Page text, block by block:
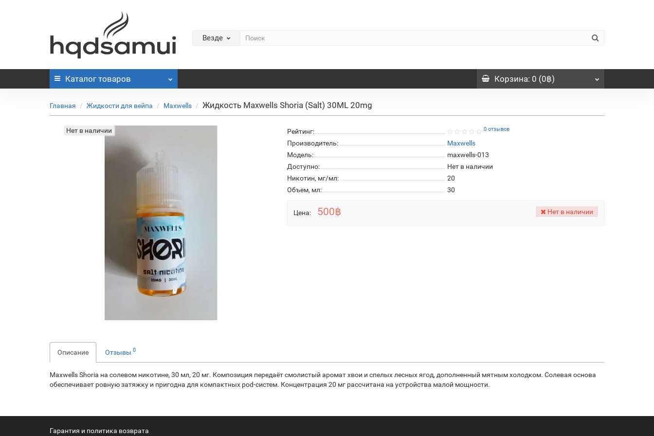
Везде
Каталог товаров Корзина: 0 (0฿)
Главная Жидкости для вейпа Maxwells Жидкость Maxwells Shoria (Salt) 30ML 20mg
Нет в наличии Рейтинг: 0 отзывов
Производитель:
Maxwells
Модель:
maxwells-013
Доступно:
Нет в наличии
Никотин, мг/мл:
20
Объем, мл:
30
Цена: 500฿ Нет в наличии
Описание Отзывы 0
Maxwells Shoria на солевом никотине, 30 мл, 20 мг. Композиция передаёт смолистый аромат хвои и спелых лесных ягод, дополненный мятным холодком. Солевая основа
обеспечивает ровную затяжку и пригодна для компактных pod-систем. Концентрация 20 мг рассчитана на устройства малой мощности.
Гарантия и политика возврата